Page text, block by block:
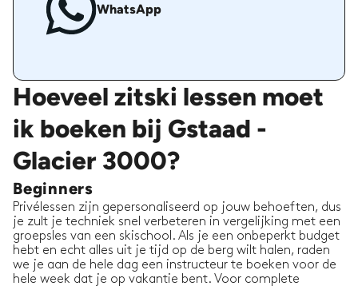
WhatsApp
Hoeveel zitski lessen moet
ik boeken bij Gstaad -
Glacier 3000?
Beginners
Privélessen zijn gepersonaliseerd op jouw behoeften, dus
je zult je techniek snel verbeteren in vergelijking met een
groepsles van een skischool. Als je een onbeperkt budget
hebt en echt alles uit je tijd op de berg wilt halen, raden
we je aan de hele dag een instructeur te boeken voor de
hele week dat je op vakantie bent. Voor complete